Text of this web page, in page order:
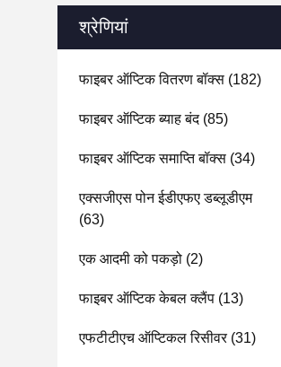
श्रेणियां
फाइबर ऑप्टिक वितरण बॉक्स (182)
फाइबर ऑप्टिक ब्याह बंद(85)
फाइबर ऑप्टिक समाप्ति बॉक्स (34)
एक्सजीएस पोन ईडीएफए डब्लूडीएम
(63)
एक आदमी को पकड़ो (2)
फाइबर ऑप्टिक केबल क्लैंप (13)
एफटीटीएच ऑप्टिकल रिसीवर(31)